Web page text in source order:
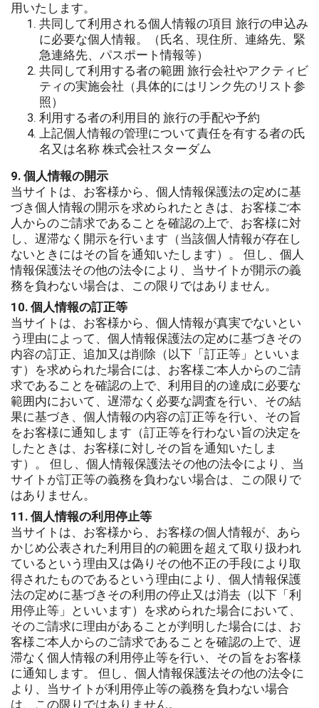
用いたします。
共同して利用される個人情報の項目 旅行の申込み
に必要な個人情報。（氏名、現住所、連絡先、緊
急連絡先、パスポート情報等）
共同して利用する者の範囲 旅行会社やアクティビ
ティの実施会社（具体的にはリンク先のリスト参
照）
利用する者の利用目的 旅行の手配や予約
上記個人情報の管理について責任を有する者の氏
名又は名称 株式会社スターダム
9. 個人情報の開示
当サイトは、お客様から、個人情報保護法の定めに基
づき個人情報の開示を求められたときは、お客様ご本
人からのご請求であることを確認の上で、お客様に対
し、遅滞なく開示を行います（当該個人情報が存在し
ないときにはその旨を通知いたします）。 但し、個人
情報保護法その他の法令により、当サイトが開示の義
務を負わない場合は、この限りではありません。
10. 個人情報の訂正等
当サイトは、お客様から、個人情報が真実でないとい
う理由によって、個人情報保護法の定めに基づきその
内容の訂正、追加又は削除（以下「訂正等」といいま
す）を求められた場合には、お客様ご本人からのご請
求であることを確認の上で、利用目的の達成に必要な
範囲内において、遅滞なく必要な調査を行い、その結
果に基づき、個人情報の内容の訂正等を行い、その旨
をお客様に通知します（訂正等を行わない旨の決定を
したときは、お客様に対しその旨を通知いたしま
す）。 但し、個人情報保護法その他の法令により、当
サイトが訂正等の義務を負わない場合は、この限りで
はありません。
11. 個人情報の利用停止等
当サイトは、お客様から、お客様の個人情報が、あら
かじめ公表された利用目的の範囲を超えて取り扱われ
ているという理由又は偽りその他不正の手段により取
得されたものであるという理由により、個人情報保護
法の定めに基づきその利用の停止又は消去（以下「利
用停止等」といいます）を求められた場合において、
そのご請求に理由があることが判明した場合には、お
客様ご本人からのご請求であることを確認の上で、遅
滞なく個人情報の利用停止等を行い、その旨をお客様
に通知します。 但し、個人情報保護法その他の法令に
より、当サイトが利用停止等の義務を負わない場合
は、この限りではありません。